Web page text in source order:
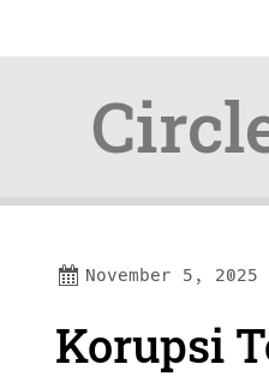
content
navigation
November 5, 2025
Korupsi